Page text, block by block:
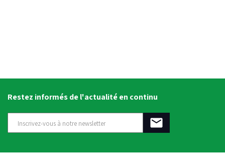
Restez informés de l'actualité en continu